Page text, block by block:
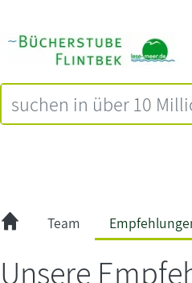
Team
Unsere